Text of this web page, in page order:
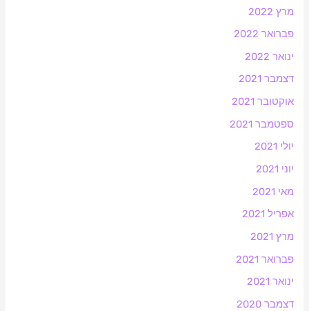
מרץ 2022
פברואר 2022
ינואר 2022
דצמבר 2021
אוקטובר 2021
ספטמבר 2021
יולי 2021
יוני 2021
מאי 2021
אפריל 2021
מרץ 2021
פברואר 2021
ינואר 2021
דצמבר 2020